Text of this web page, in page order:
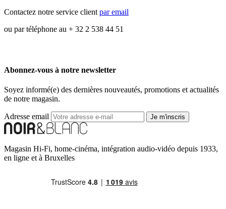
Contactez notre service clientpar email
ou par téléphone au + 32 2 538 44 51
Abonnez-vous à notre newsletter
Soyez informé(e) des dernières nouveautés, promotions et actualités
de notre magasin.
Adresse email Je m'inscris
Magasin Hi-Fi, home-cinéma, intégration audio-vidéo depuis 1933,
en ligne et à Bruxelles